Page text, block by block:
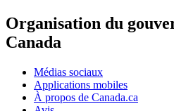
Organisation du
Canada
Médias sociaux
Applications mobiles
À propos de Canada.ca